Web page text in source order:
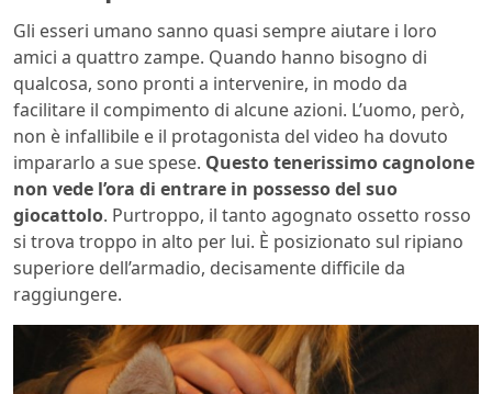
Gli esseri umano sanno quasi sempre aiutare i loro
amici a quattro zampe. Quando hanno bisogno di
qualcosa, sono pronti a intervenire, in modo da
facilitare il compimento di alcune azioni. L’uomo, però,
non è infallibile e il protagonista del video ha dovuto
impararlo a sue spese. Questo tenerissimo cagnolone
non vede l’ora di entrare in possesso del suo
giocattolo. Purtroppo, il tanto agognato ossetto rosso
si trova troppo in alto per lui. È posizionato sul ripiano
superiore dell’armadio, decisamente difficile da
raggiungere.